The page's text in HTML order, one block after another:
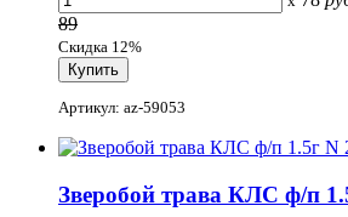
89
Скидка 12%
Артикул: az-59053
Зверобой трава КЛС ф/п